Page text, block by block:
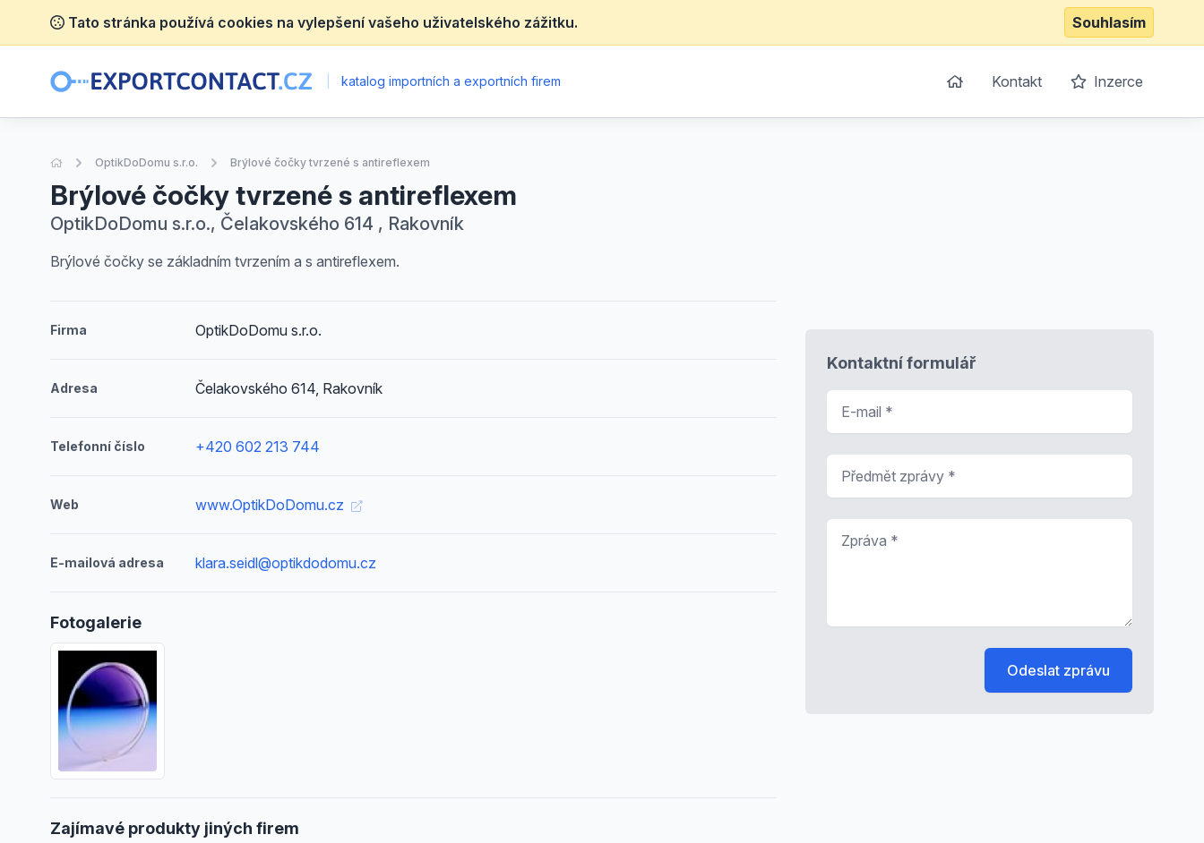
Tato stránka používá cookies na vylepšení vašeho uživatelského zážitku. Souhlasím
katalog importních a exportních firem Kontakt Inzerce
Úvodní stránka
OptikDoDomu s.r.o. Brýlové čočky tvrzené s antireflexem
Brýlové čočky tvrzené s antireflexem
OptikDoDomu s.r.o., Čelakovského 614 , Rakovník
Brýlové čočky se základním tvrzením a s antireflexem.
Firma OptikDoDomu s.r.o.
Adresa Čelakovského 614, Rakovník
Telefonní číslo +420 602 213 744
Web www.OptikDoDomu.cz
E-mailová adresa klara.seidl@optikdodomu.cz
Fotogalerie
Zajímavé produkty jiných firem
Kontaktní formulář
Odeslat zprávu